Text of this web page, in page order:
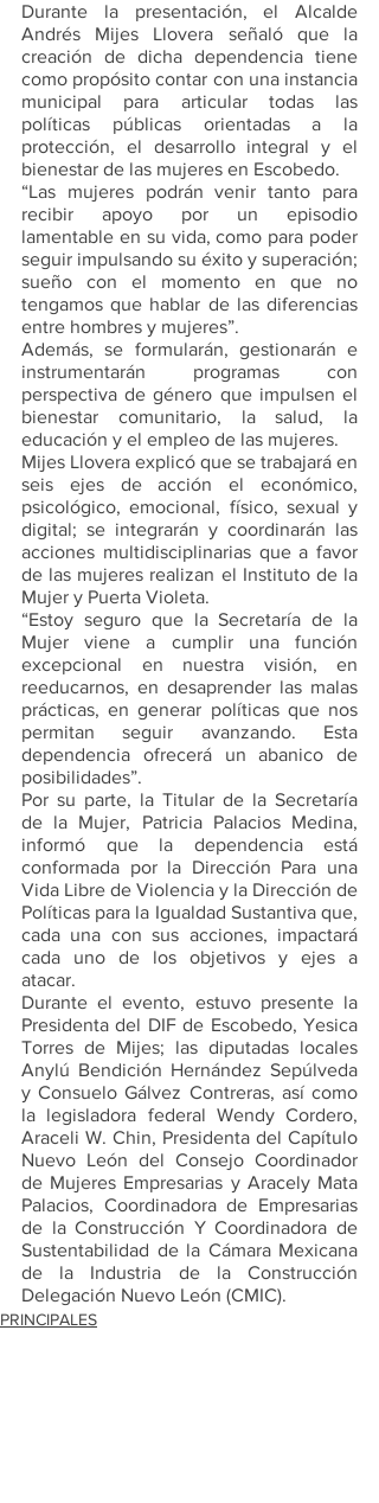
Durante la presentación, el Alcalde
Andrés Mijes Llovera señaló que la
creación de dicha dependencia tiene
como propósito contar con una instancia
municipal para articular todas las
políticas públicas orientadas a la
protección, el desarrollo integral y el
bienestar de las mujeres en Escobedo.
“Las mujeres podrán venir tanto para
recibir apoyo por un episodio
lamentable en su vida, como para poder
seguir impulsando su éxito y superación;
sueño con el momento en que no
tengamos que hablar de las diferencias
entre hombres y mujeres”.
Además, se formularán, gestionarán e
instrumentarán programas con
perspectiva de género que impulsen el
bienestar comunitario, la salud, la
educación y el empleo de las mujeres.
Mijes Llovera explicó que se trabajará en
seis ejes de acción el económico,
psicológico, emocional, físico, sexual y
digital; se integrarán y coordinarán las
acciones multidisciplinarias que a favor
de las mujeres realizan el Instituto de la
Mujer y Puerta Violeta.
“Estoy seguro que la Secretaría de la
Mujer viene a cumplir una función
excepcional en nuestra visión, en
reeducarnos, en desaprender las malas
prácticas, en generar políticas que nos
permitan seguir avanzando. Esta
dependencia ofrecerá un abanico de
posibilidades”.
Por su parte, la Titular de la Secretaría
de la Mujer, Patricia Palacios Medina,
informó que la dependencia está
conformada por la Dirección Para una
Vida Libre de Violencia y la Dirección de
Políticas para la Igualdad Sustantiva que,
cada una con sus acciones, impactará
cada uno de los objetivos y ejes a
atacar.
Durante el evento, estuvo presente la
Presidenta del DIF de Escobedo, Yesica
Torres de Mijes; las diputadas locales
Anylú Bendición Hernández Sepúlveda
y Consuelo Gálvez Contreras, así como
la legisladora federal Wendy Cordero,
Araceli W. Chin, Presidenta del Capítulo
Nuevo León del Consejo Coordinador
de Mujeres Empresarias y Aracely Mata
Palacios, Coordinadora de Empresarias
de la Construcción Y Coordinadora de
Sustentabilidad de la Cámara Mexicana
de la Industria de la Construcción
Delegación Nuevo León (CMIC).
PRINCIPALES